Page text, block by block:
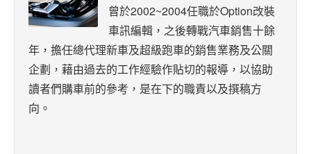
曾於2002~2004任職於Option改裝
車訊編輯，之後轉戰汽車銷售十餘
年，擔任總代理新車及超級跑車的銷售業務及公關
企劃，藉由過去的工作經驗作貼切的報導，以協助
讀者們購車前的參考，是在下的職責以及撰稿方
向。